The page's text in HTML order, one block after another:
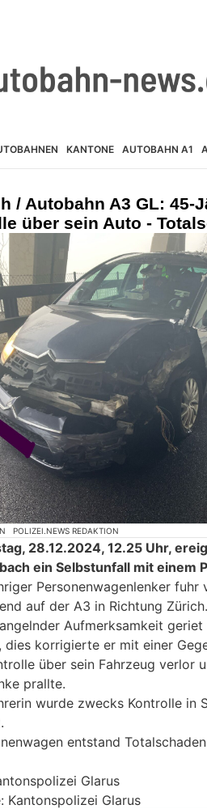
KANTONE AUTOBAHN A1
/ Autobahn A3 GL: 45-
über sein Auto -
POLIZEI.NEWS REDAKTION
28.12.2024, 12.25 Uhr,
ein Selbstunfall mit einem
Personenwagenlenker fuhr
auf der A3 in Richtung Zürich.
Aufmerksamkeit geriet
dies korrigierte er mit einer
über sein Fahrzeug verlor
prallte.
wurde zwecks Kontrolle in
entstand
Glarus
Kantonspolizei Glarus